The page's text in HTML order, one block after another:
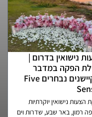
נישואין בדרום |
הפקה במדבר
ולוקיישנים נבחרים Five
הצעות נישואין יוקרתיות
רמון, באר שבע, שדרות וים